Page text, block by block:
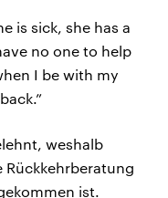
is sick, she has a
no one to help
I be with my
weshalb
Rückkehrberatung
ist.